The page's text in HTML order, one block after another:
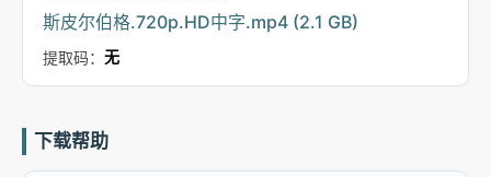
斯皮尔伯格.720p.HD中字.mp4 (2.1 GB)
提取码： 无
下载帮助